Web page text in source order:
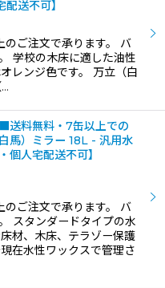
送不可】
のご注文で承ります。 バ
学校の木床に適した油性
レンジ色です。 万立（白
送料無料・7缶以上での
馬）ミラー 18L - 汎用水
個人宅配送不可】
のご注文で承ります。 バ
スタンダードタイプの水
材、木床、テラゾー保護
在水性ワックスで管理さ